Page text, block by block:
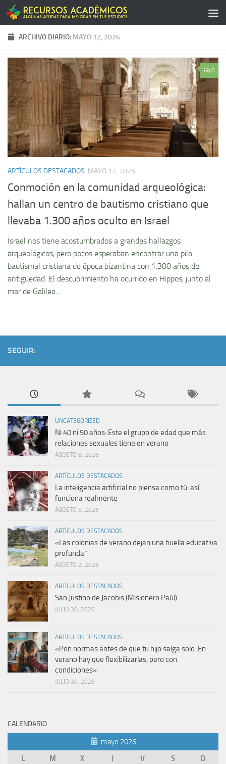
Saltar al contenido
ARCHIVO DIARIO: MAYO 12, 2026
0
ARTÍCULOS DESTACADOS MAYO 12, 2026
Conmoción en la comunidad arqueológica:
hallan un centro de bautismo cristiano que
llevaba 1.300 años oculto en Israel
Israel nos tiene acostumbrados a grandes hallazgos
arqueológicos, pero pocos esperaban encontrar una pila
bautismal cristiana de época bizantina con 1.300 años de
antigüedad. El descubrimiento ha ocurrido en Hippos, junto al
mar de Galilea....
SEGUIR:
UNCATEGORIZED
Ni 40 ni 50 años: Este el grupo de edad que más
relaciones sexuales tiene en verano
AGOSTO 8, 2026
ARTÍCULOS DESTACADOS
La inteligencia artificial no piensa como tú: así
funciona realmente
AGOSTO 5, 2026
ARTÍCULOS DESTACADOS
«Las colonias de verano dejan una huella educativa
profunda”
AGOSTO 2, 2026
ARTÍCULOS DESTACADOS
San Justino de Jacobis (Misionero Paúl)
JULIO 30, 2026
ARTÍCULOS DESTACADOS
«Pon normas antes de que tu hijo salga solo. En
verano hay que flexibilizarlas, pero con
condiciones»
JULIO 30, 2026
CALENDARIO
mayo 2026
L
M X J V S
D